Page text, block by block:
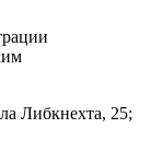
Либкнехта, 25;